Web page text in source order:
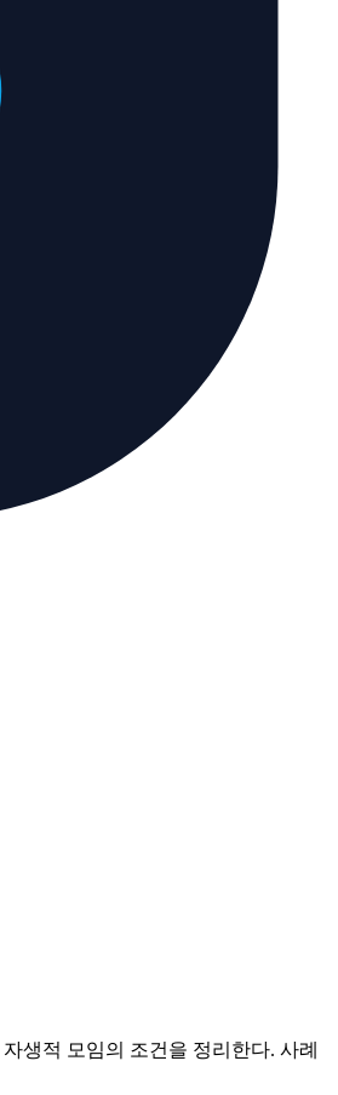
생적 모임의 조건을 정리한다. 사례